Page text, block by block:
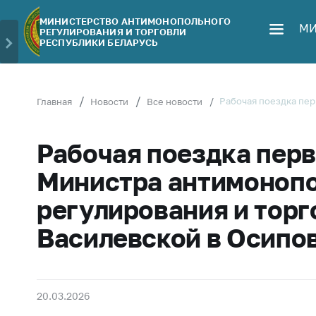
Министерство
Руководство
Министерства
органы
Законодательство
Антикоррупционная
деятельность
Общественно-
консультативный
Соискателям
цен
МИНИСТЕРСТВО АНТИМОНОПОЛЬНОГО
РЕГУЛИРОВАНИЯ И ТОРГОВЛИ
РЕСПУБЛИКИ БЕЛАРУСЬ
Главная Новости Все новости Рабочая поездка
Рабочая поездка
Министра
регулирования и
Василевской в
20.03.2026